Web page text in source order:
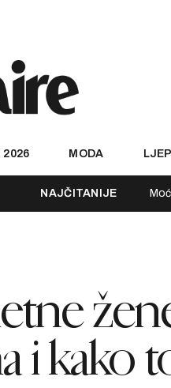
2026 MODA
NAJČITANIJE
i kako